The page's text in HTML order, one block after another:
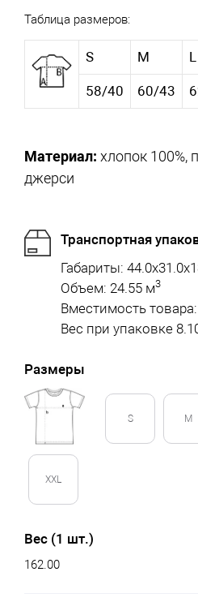
Таблица размеров:
S M L
58/40 60/43
Материал: хлопок 100%,
джерси
Транспортная
Габариты:
Объем: 24.55 м3
Вместимость
Вес при упаковке
Размеры
S M
XXL
Вес (1 шт.)
162.00